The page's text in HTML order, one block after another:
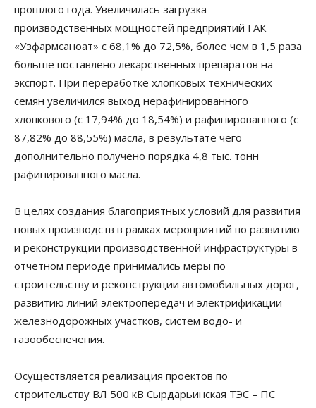
прошлого года. Увеличилась загрузка
производственных мощностей предприятий ГАК
«Узфармсаноат» с 68,1% до 72,5%, более чем в 1,5 раза
больше поставлено лекарственных препаратов на
экспорт. При переработке хлопковых технических
семян увеличился выход нерафинированного
хлопкового (с 17,94% до 18,54%) и рафинированного (с
87,82% до 88,55%) масла, в результате чего
дополнительно получено порядка 4,8 тыс. тонн
рафинированного масла.
В целях создания благоприятных условий для развития
новых производств в рамках мероприятий по развитию
и реконструкции производственной инфраструктуры в
отчетном периоде принимались меры по
строительству и реконструкции автомобильных дорог,
развитию линий электропередач и электрификации
железнодорожных участков, систем водо- и
газообеспечения.
Осуществляется реализация проектов по
строительству ВЛ 500 кВ Сырдарьинская ТЭС – ПС